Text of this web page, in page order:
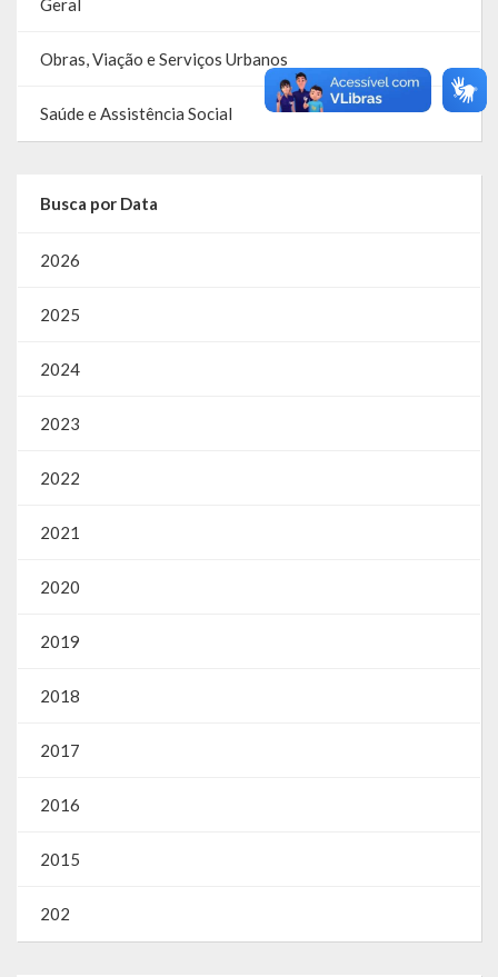
Geral
Obras, Viação e Serviços Urbanos
Saúde e Assistência Social
Busca por Data
2026
2025
2024
2023
2022
2021
2020
2019
2018
2017
2016
2015
202